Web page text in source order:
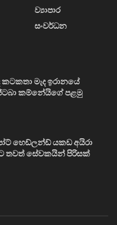
ව්‍යාපාර
සංවර්ධන
මැද ඉරානයේ
කම්නේයිගේ පළමු
හෙඩ්ලන්ඩ් යකඩ අයිරා
තවත් සේවකයින් පිරිසක්